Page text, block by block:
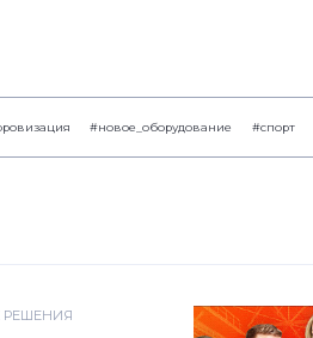
#новое_оборудование #спорт